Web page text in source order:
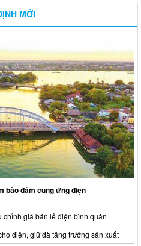
MỚI
bảo đảm cung ứng điện
chỉnh giá bán lẻ điện bình quân
điện, giữ đà tăng trưởng sản xuất